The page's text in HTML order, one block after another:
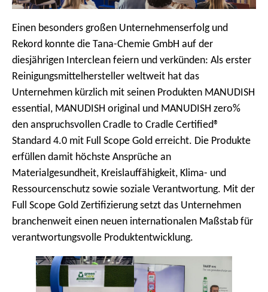
Einen besonders großen Unternehmenserfolg und
Rekord konnte die Tana-Chemie GmbH auf der
diesjährigen Interclean feiern und verkünden: Als erster
Reinigungsmittelhersteller weltweit hat das
Unternehmen kürzlich mit seinen Produkten MANUDISH
essential, MANUDISH original und MANUDISH zero%
den anspruchsvollen Cradle to Cradle Certified®
Standard 4.0 mit Full Scope Gold erreicht. Die Produkte
erfüllen damit höchste Ansprüche an
Materialgesundheit, Kreislauffähigkeit, Klima- und
Ressourcenschutz sowie soziale Verantwortung. Mit der
Full Scope Gold Zertifizierung setzt das Unternehmen
branchenweit einen neuen internationalen Maßstab für
verantwortungsvolle Produktentwicklung.